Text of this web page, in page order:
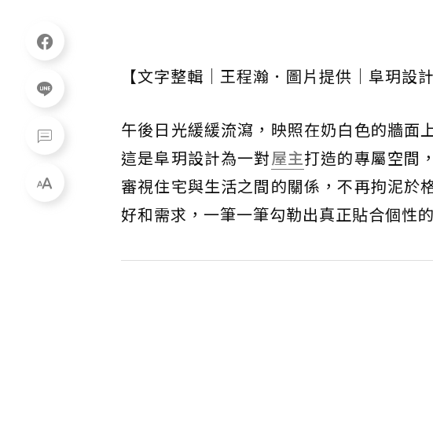
【文字整輯｜王程瀚．圖片提供｜阜玥設計
午後日光緩緩流瀉，映照在奶白色的牆面
這是阜玥設計為一對屋主打造的專屬空間
審視住宅與生活之間的關係，不再拘泥於
好和需求，一筆一筆勾勒出真正貼合個性